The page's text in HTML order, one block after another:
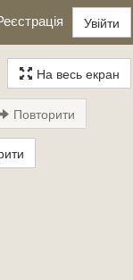
Увійти
На весь екран
Повторити